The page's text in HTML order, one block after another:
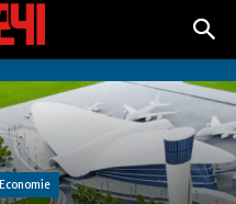
Economie